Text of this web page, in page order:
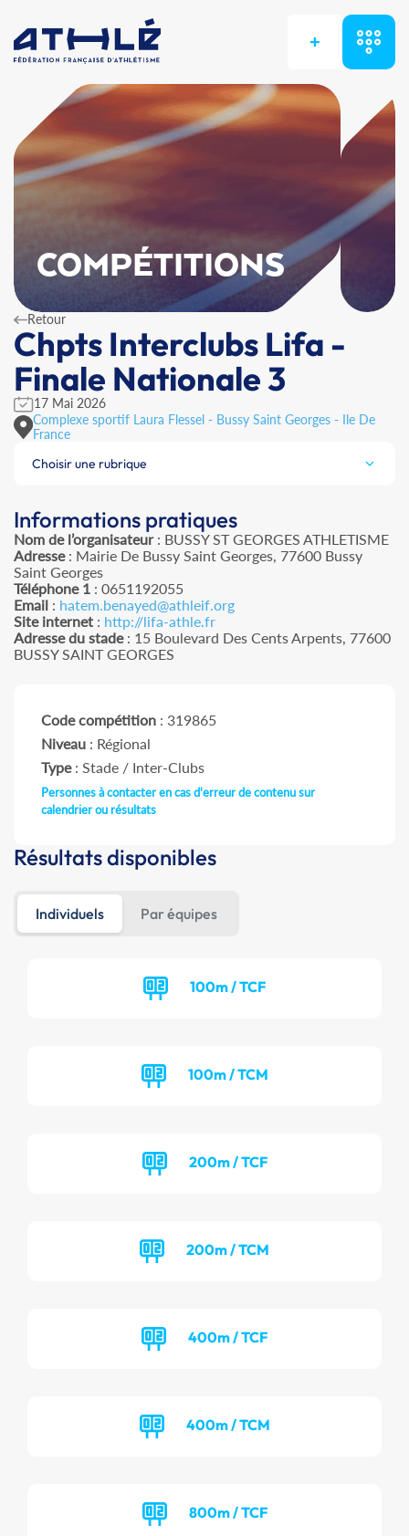
+
COMPÉTITIONS
Retour
Chpts Interclubs Lifa -
Finale Nationale 3
17 Mai 2026
Complexe sportif Laura Flessel - Bussy Saint Georges - Ile De
France
Choisir une rubrique
Informations pratiques
Nom de l’organisateur: BUSSY ST GEORGES ATHLETISME
Adresse: Mairie De Bussy Saint Georges, 77600 Bussy
Saint Georges
Téléphone 1 : 0651192055
Email : hatem.benayed@athleif.org
Site internet : http://lifa-athle.fr
Adresse du stade: 15 Boulevard Des Cents Arpents, 77600
BUSSY SAINT GEORGES
Code compétition : 319865
Niveau : Régional
Type: Stade / Inter-Clubs
Personnes à contacter en cas d'erreur de contenu sur
calendrier ou résultats
Résultats disponibles
Individuels Par équipes
100m / TCF
100m / TCM
200m / TCF
200m / TCM
400m / TCF
400m / TCM
800m / TCF